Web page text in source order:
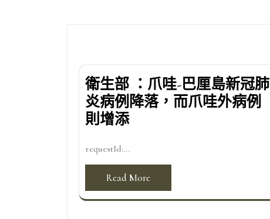
衛生部 ：爪哇-巴厘島新冠肺
炎病例降落，而爪哇外病例
則增添
requestId:...
Read More